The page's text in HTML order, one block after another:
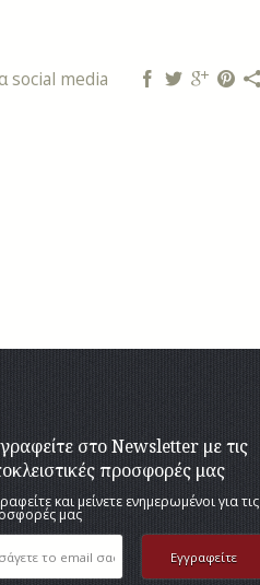
social media
στο Newsletter με τις
προσφορές μας
και μείνετε ενημερωμένοι για τις
μας